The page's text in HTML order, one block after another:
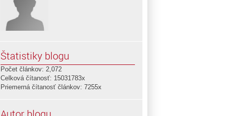
Štatistiky blogu
Počet článkov: 2,072
Celková čítanosť: 15031783x
Priemerná čítanosť článkov: 7255x